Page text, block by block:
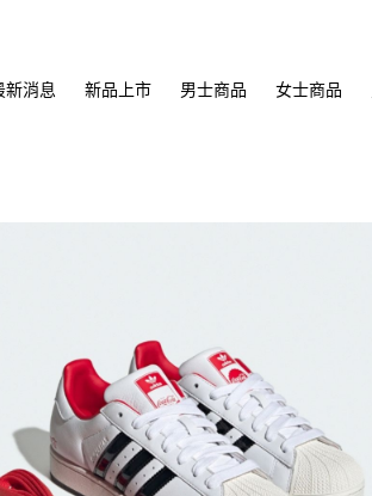
新消息 新品上市 男士商品 女士商品